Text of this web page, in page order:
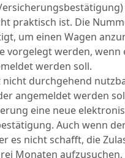
praktisch ist. Die
um einen Wagen
vorgelegt werden, wenn
werden soll.
durchgehend
angemeldet werden
eine neue
Auch wenn
es nicht schafft, die
Monaten aufzusuchen,